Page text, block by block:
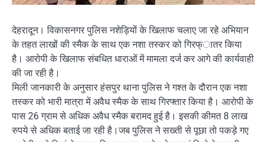
देहरादून। विकासनगर पुलिस नशेड़ियों के खिलाफ चलाए जा रहे अभियान
के तहत लाखों की स्मैक के साथ एक नशा तस्कर को गिरफ्ातर किया
है। आरोपी के खिलाफ संबधित धाराओं में मामला दर्ज कर आगे की कार्यवाही
की जा रही है।
मिली जानकारी के अनुसार हंसपुर थाना पुलिस ने गश्त के दौरान एक नशा
तस्कर को भारी मात्रा में अवैध स्मैक के साथ गिरफ्तार किया है। आरोपी के
पास 26 ग्राम से अधिक अवैध स्मैक बरामद हुई है। इसकी कीमत 8 लाख
रुपये से अधिक बताई जा रही है।जब पुलिस ने सख्ती से पूछा तो पकड़े गए